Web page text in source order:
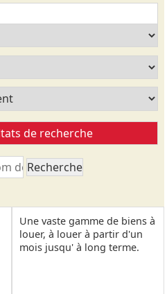
Une vaste gamme de biens à
louer, à louer à partir d'un
mois jusqu' à long terme.